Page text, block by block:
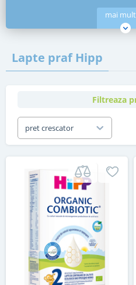
mai
Lapte praf Hipp
Filtreaza
pret crescator